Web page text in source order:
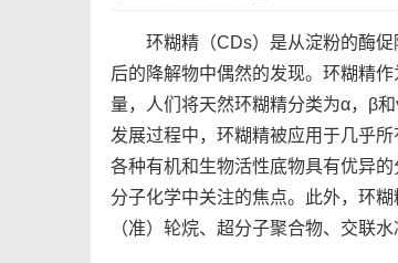
环糊精（CDs）是从淀粉的酶
后的降解物中偶然的发现。环糊精
量，人们将天然环糊精分类为α，β
发展过程中，环糊精被应用于几乎
各种有机和生物活性底物具有优异
分子化学中关注的焦点。此外，环
（准）轮烷、超分子聚合物、交联